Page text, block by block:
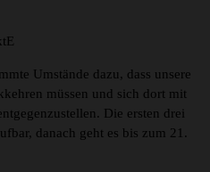
Umstände dazu, dass unsere
müssen und sich dort mit
Die ersten drei
danach geht es bis zum 21.